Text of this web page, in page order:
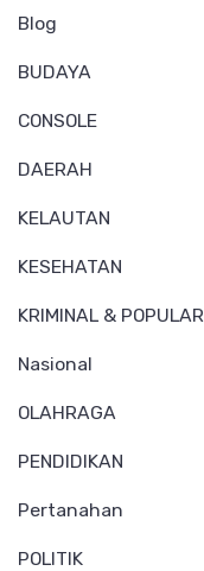
Blog
BUDAYA
CONSOLE
DAERAH
KELAUTAN
KESEHATAN
KRIMINAL & POPULAR
Nasional
OLAHRAGA
PENDIDIKAN
Pertanahan
POLITIK